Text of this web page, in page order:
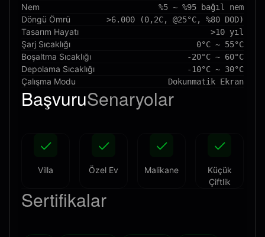
Nem %5 ~ %95 bağıl nem
Döngü Ömrü >6.000 (0,2C, @25°C, %80 DOD)
Tasarım Hayatı >10 yıl
Şarj Sıcaklığı 0°C ~ 55°C
Boşaltma Sıcaklığı -20°C ~ 60°C
Depolama Sıcaklığı -10°C ~ 30°C
Çalışma Modu Dokunmatik Ekran
BaşvuruSenaryolar
Villa Özel Ev Malikane
Küçük
Çiftlik
Sertifikalar